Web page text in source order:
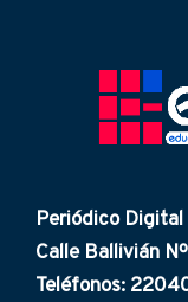
Periódico Digital
Calle Ballivián
Teléfonos: